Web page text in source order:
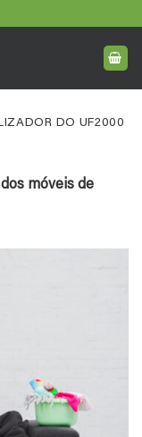
DO UF2000
móveis de